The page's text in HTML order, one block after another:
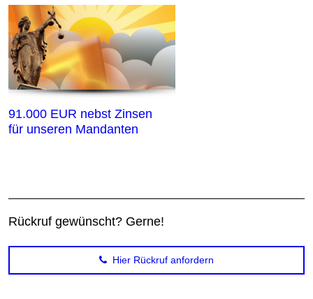
91.000 EUR nebst Zinsen
für unseren Mandanten
Rückruf gewünscht? Gerne!
Hier Rückruf anfordern